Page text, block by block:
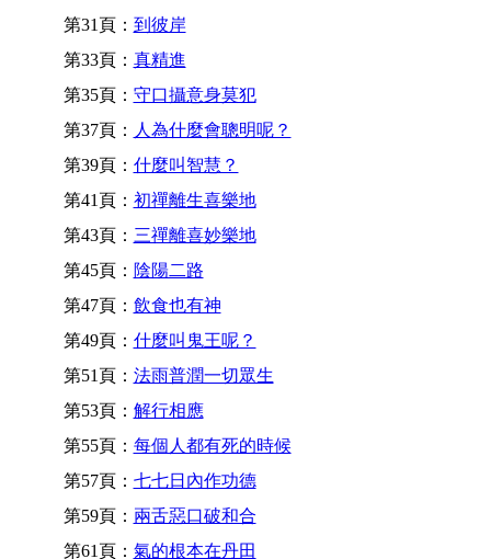
第31頁： 到彼岸
第33頁： 真精進
第35頁： 守口攝意身莫犯
第37頁： 人為什麼會聰明呢？
第39頁： 什麼叫智慧？
第41頁： 初禪離生喜樂地
第43頁： 三禪離喜妙樂地
第45頁： 陰陽二路
第47頁： 飲食也有神
第49頁： 什麼叫鬼王呢？
第51頁： 法雨普潤一切眾生
第53頁： 解行相應
第55頁： 每個人都有死的時候
第57頁： 七七日內作功德
第59頁： 兩舌惡口破和合
第61頁： 氣的根本在丹田